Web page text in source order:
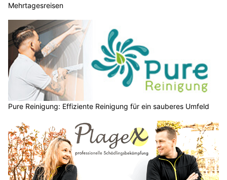
Mehrtagesreisen
Pure Reinigung: Effiziente Reinigung für ein sauberes Umfeld